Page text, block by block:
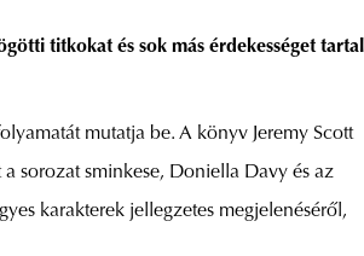
titkokat és sok más érdekességet
mutatja be. A könyv Jeremy Scott
sorozat sminkese, Doniella Davy és az
karakterek jellegzetes megjelenéséről,